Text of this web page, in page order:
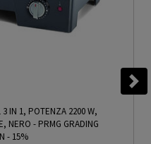
3 IN 1, POTENZA 2200 W,
NERO - PRMG GRADING
- 15%